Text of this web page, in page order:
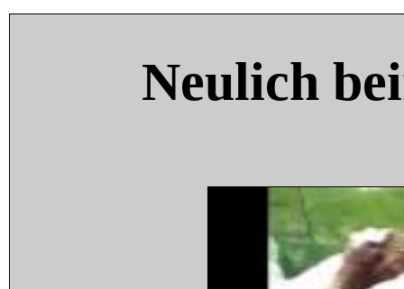
Neulich